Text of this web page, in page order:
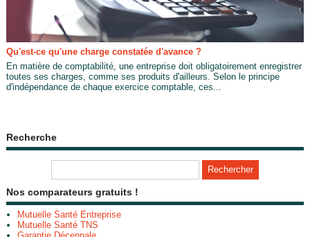
Qu'est-ce qu'une charge constatée d'avance ?
En matière de comptabilité, une entreprise doit obligatoirement enregistrer
toutes ses charges, comme ses produits d'ailleurs. Selon le principe
d'indépendance de chaque exercice comptable, ces...
Recherche
Nos comparateurs gratuits !
Mutuelle Santé Entreprise
Mutuelle Santé TNS